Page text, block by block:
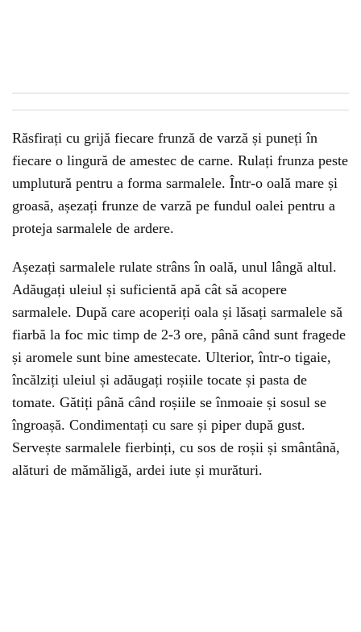
Răsfirați cu grijă fiecare frunză de varză și puneți în
fiecare o lingură de amestec de carne. Rulați frunza peste
umplutură pentru a forma sarmalele. Într-o oală mare și
groasă, așezați frunze de varză pe fundul oalei pentru a
proteja sarmalele de ardere.
Așezați sarmalele rulate strâns în oală, unul lângă altul.
Adăugați uleiul și suficientă apă cât să acopere
sarmalele. După care acoperiți oala și lăsați sarmalele să
fiarbă la foc mic timp de 2-3 ore, până când sunt fragede
și aromele sunt bine amestecate. Ulterior, într-o tigaie,
încălziți uleiul și adăugați roșiile tocate și pasta de
tomate. Gătiți până când roșiile se înmoaie și sosul se
îngroașă. Condimentați cu sare și piper după gust.
Servește sarmalele fierbinți, cu sos de roșii și smântână,
alături de mămăligă, ardei iute și murături.